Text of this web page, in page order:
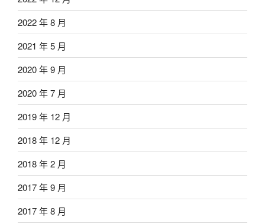
2022 年 8 月
2021 年 5 月
2020 年 9 月
2020 年 7 月
2019 年 12 月
2018 年 12 月
2018 年 2 月
2017 年 9 月
2017 年 8 月